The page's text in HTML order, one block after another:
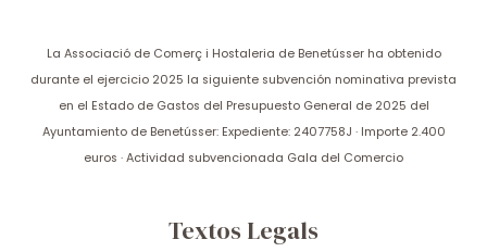
La Associació de Comerç i Hostaleria de Benetússer ha obtenido
durante el ejercicio 2025 la siguiente subvención nominativa prevista
en el Estado de Gastos del Presupuesto General de 2025 del
Ayuntamiento de Benetússer: Expediente: 2407758J · Importe 2.400
euros · Actividad subvencionada Gala del Comercio
Textos Legals